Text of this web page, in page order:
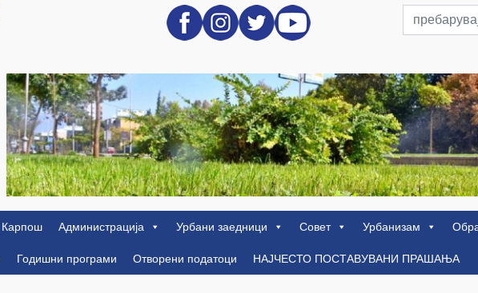
Администрација Урбани заедници Совет Урбанизам
Годишни програми Отворени податоци НАЈЧЕСТО ПОСТАВУВАНИ ПРАШАЊА